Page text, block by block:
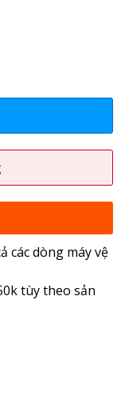
các dòng máy vệ
tùy theo sản